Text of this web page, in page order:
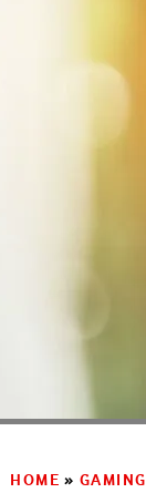
HOME » GAMING